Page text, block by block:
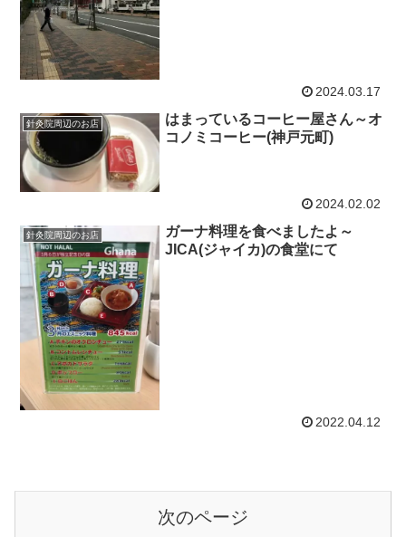
2024.03.17
針灸院周辺のお店
はまっているコーヒー屋さん～オ
コノミコーヒー(神戸元町)
2024.02.02
針灸院周辺のお店
ガーナ料理を食べましたよ～
JICA(ジャイカ)の食堂にて
2022.04.12
次のページ